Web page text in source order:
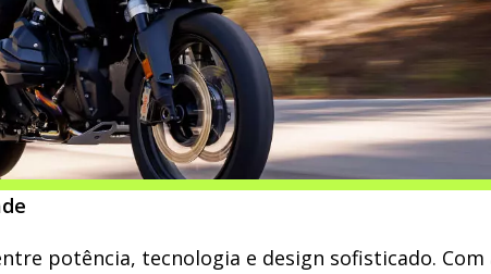
potência, tecnologia e design sofisticado.